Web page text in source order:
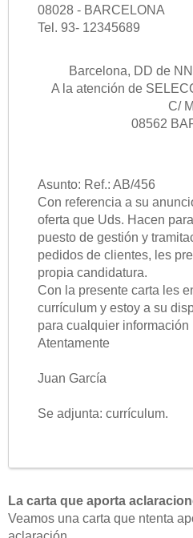
08028 - BARCELONA
Tel. 93- 12345689
Barcelona, DD de
A la atención de
C/
08562
Asunto: Ref.: AB/456
Con referencia a su
oferta que Uds. Hacen
puesto de gestión y
pedidos de clientes, les
propia candidatura.
Con la presente carta les
currículum y estoy a su
para cualquier información
Atentamente
Juan García
Se adjunta: currículum.
La carta que aporta
Veamos una carta que ntenta